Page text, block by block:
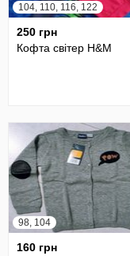
104, 110, 116, 122
250 грн
Кофта світер H&M
98, 104
160 грн